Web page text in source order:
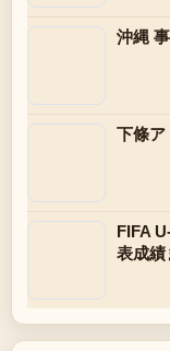
沖縄
下條ア
FIFA
表成績